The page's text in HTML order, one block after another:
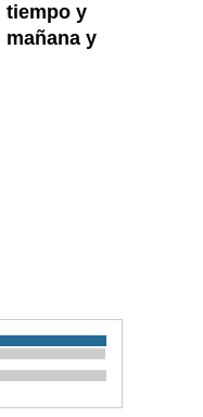
tiempo y
mañana y